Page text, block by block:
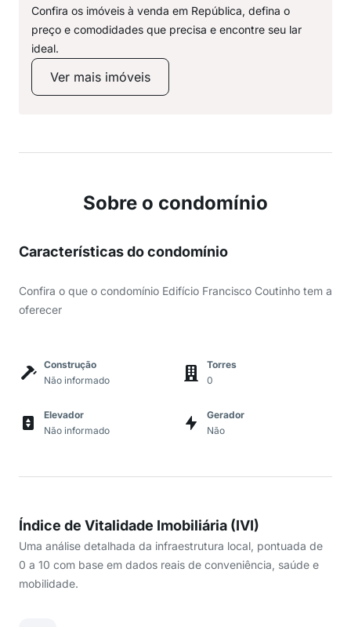
Confira os imóveis à venda em República, defina o
preço e comodidades que precisa e encontre seu lar
ideal.
Ver mais imóveis
Sobre o condomínio
Características do condomínio
Confira o que o condomínio Edifício Francisco Coutinho tem a
oferecer
Construção
Não informado
Torres
0
Elevador
Não informado
Gerador
Não
Índice de Vitalidade Imobiliária (IVI)
Uma análise detalhada da infraestrutura local, pontuada de
0 a 10 com base em dados reais de conveniência, saúde e
mobilidade.